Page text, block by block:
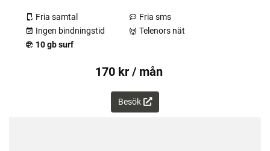
Fria samtal
Fria sms
Ingen bindningstid
Telenors nät
10 gb surf
170 kr / mån
Besök